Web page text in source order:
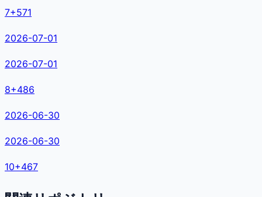
7+571
2026-07-01
2026-07-01
8+486
2026-06-30
2026-06-30
10+467